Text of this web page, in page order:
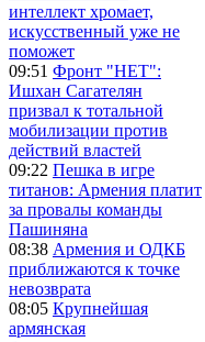
интеллект хромает,
искусственный уже не
поможет
09:51 Фронт "НЕТ":
Ишхан Сагателян
призвал к тотальной
мобилизации против
действий властей
09:22 Пешка в игре
титанов: Армения платит
за провалы команды
Пашиняна
08:38 Армения и ОДКБ
приближаются к точке
невозврата
08:05 Крупнейшая
армянская